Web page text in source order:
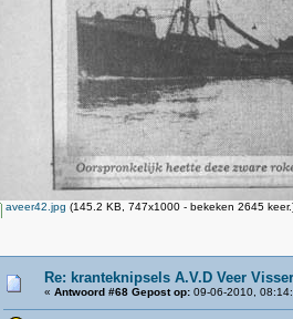
aveer42.jpg (145.2 KB, 747x1000 - bekeken 2645
Re: kranteknipsels A.V.D Veer
« Antwoord #68 Gepost op:09-06-2010,